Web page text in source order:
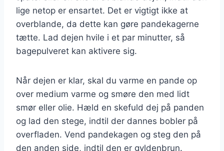
lige netop er ensartet. Det er vigtigt ikke at
overblande, da dette kan gøre pandekagerne
tætte. Lad dejen hvile i et par minutter, så
bagepulveret kan aktivere sig.
Når dejen er klar, skal du varme en pande op
over medium varme og smøre den med lidt
smør eller olie. Hæld en skefuld dej på panden
og lad den stege, indtil der dannes bobler på
overfladen. Vend pandekagen og steg den på
den anden side, indtil den er gyldenbrun.